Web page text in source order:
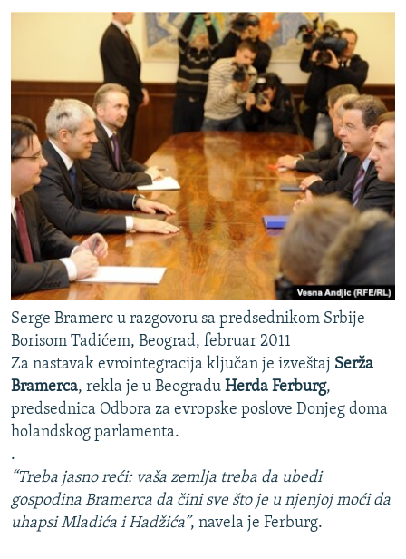
Serge Bramerc u razgovoru sa predsednikom Srbije
Borisom Tadićem, Beograd, februar 2011
Za nastavak evrointegracija ključan je izveštaj Serža
Bramerca, rekla je u Beogradu Herda Ferburg,
predsednica Odbora za evropske poslove Donjeg doma
holandskog parlamenta.
.
“Treba jasno reći: vaša zemlja treba da ubedi
gospodina Bramerca da čini sve što je u njenjoj moći da
uhapsi Mladića i Hadžića”, navela je Ferburg.